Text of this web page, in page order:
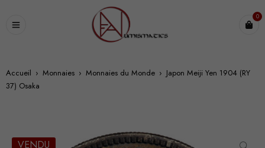
0
Accueil › Monnaies › Monnaies du Monde › Japon Meiji Yen 1904 (RY
37) Osaka
VENDU